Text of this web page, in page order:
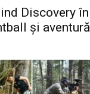
Discovery în
și aventură